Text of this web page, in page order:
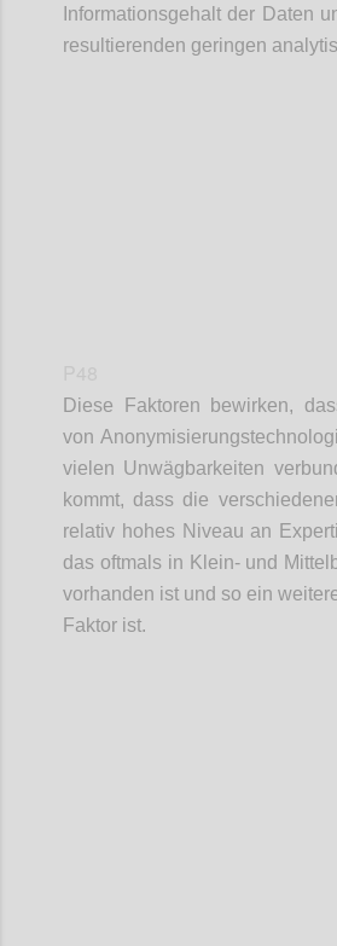
Informationsgehalt der Daten
resultierenden geringen
Diese Faktoren bewirken,
von
vielen Unwägbarkeiten
kommt, dass die
relativ hohes Niveau an
das oftmals in Klein- und
vorhanden ist und so ein
Faktor ist.